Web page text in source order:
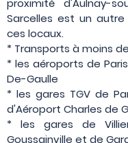
proximité d'Aulnay-
Sarcelles est un
ces locaux.
* Transports à moins
* les aéroports de
De-Gaulle
* les gares TGV de
d'Aéroport Charles de
* les gares de
Goussainville et de